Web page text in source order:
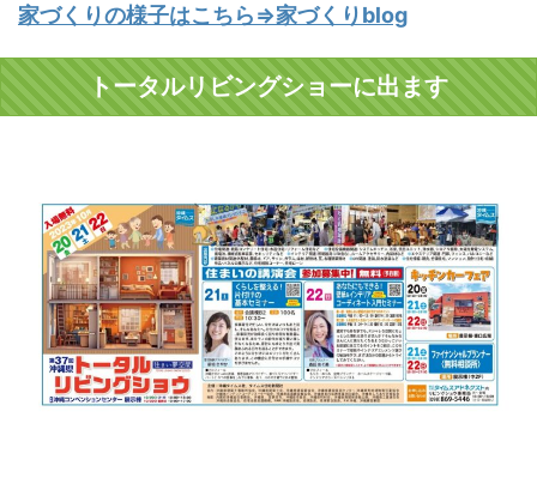
家づくりの様子はこちら⇒家づくりblog
トータルリビングショーに出ます